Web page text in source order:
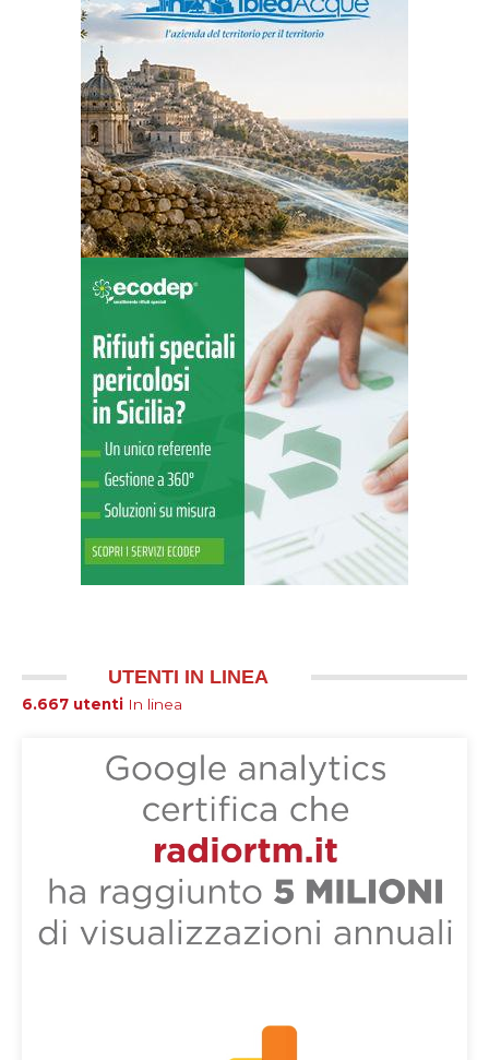
UTENTI IN LINEA
6.667 utenti In linea